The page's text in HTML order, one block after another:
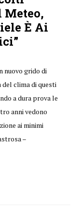
Meteo,
È Ai
nuovo grido di
clima di questi
a dura prova le
anni vedono
ai minimi
–